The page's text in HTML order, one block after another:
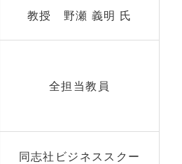
教授 野瀬 義明 氏
全担当教員
同志社ビジネススクー